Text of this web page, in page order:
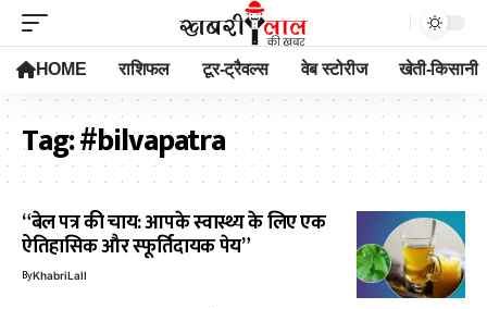
HOME राशिफल टूर-ट्रैवल्स वेब स्टोरीज खेती-किसानी
Tag:#bilvapatra
“बेल पत्र की चाय: आपके स्वास्थ्य के लिए एक
ऐतिहासिक और स्फूर्तिदायक पेय”
ByKhabriLall